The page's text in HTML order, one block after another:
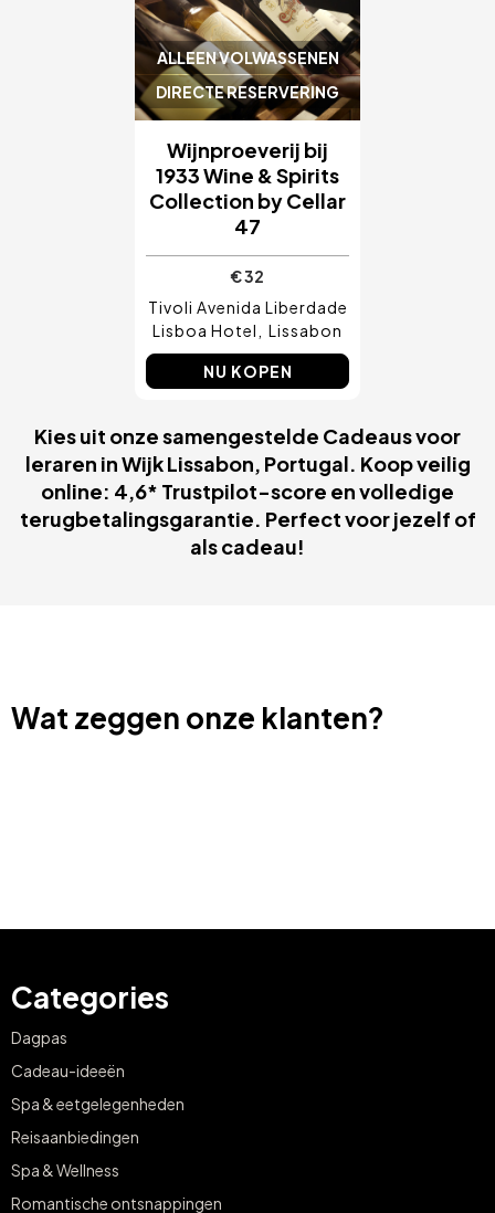
ALLEEN VOLWASSENEN
DIRECTE RESERVERING
Wijnproeverij bij
1933 Wine & Spirits
Collection by Cellar
47
€ 32
Tivoli Avenida Liberdade
Lisboa Hotel
Lissabon
NU KOPEN
Kies uit onze samengestelde Cadeaus voor
leraren in Wijk Lissabon, Portugal. Koop veilig
online: 4,6* Trustpilot-score en volledige
terugbetalingsgarantie. Perfect voor jezelf of
als cadeau!
Wat zeggen onze klanten?
Categories
Dagpas
Cadeau-ideeën
Spa & eetgelegenheden
Reisaanbiedingen
Spa & Wellness
Romantische ontsnappingen